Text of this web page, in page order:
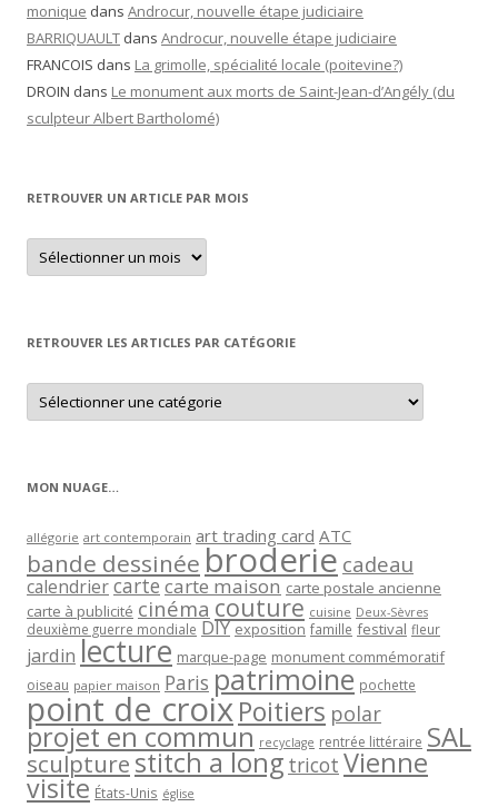
monique dans Androcur, nouvelle étape judiciaire
BARRIQUAULT dans Androcur, nouvelle étape judiciaire
FRANCOIS dans La grimolle, spécialité locale (poitevine?)
DROIN dans Le monument aux morts de Saint-Jean-d’Angély (du
sculpteur Albert Bartholomé)
RETROUVER UN ARTICLE PAR MOIS
Retrouver
un
article
RETROUVER LES ARTICLES PAR CATÉGORIE
Retrouver
les
articles
MON NUAGE…
allégorie art contemporain art trading card ATC
bande dessinée broderie cadeau
calendriercartecarte maison carte postale ancienne
carte à publicité cinéma couture cuisine Deux-Sèvres
deuxième guerre mondiale DIY exposition famille festival fleur
jardin lecture marque-page monument commémoratif
oiseau papier maison Paris patrimoine pochette
point de croixPoitiers polar
projet en commun recyclage rentrée littéraire SAL
sculpturestitch a long tricot Vienne
visite États-Unis église